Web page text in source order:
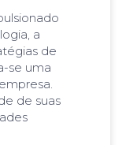
a
de
se uma
de suas